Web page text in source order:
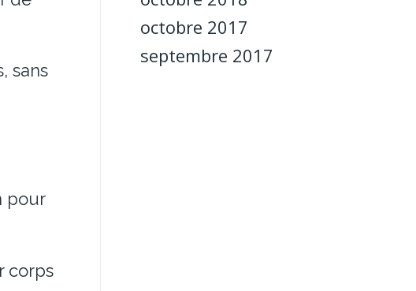
sans
pour
corps
octobre 2017
septembre 2017